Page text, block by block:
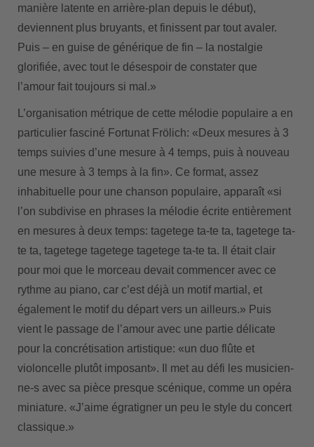
manière latente en arrière-plan depuis le début),
deviennent plus bruyants, et finissent par tout avaler.
Puis – en guise de générique de fin – la nostalgie
glorifiée, avec tout le désespoir de constater que
l’amour fait toujours si mal.»
L’organisation métrique de cette mélodie populaire a en
particulier fasciné Fortunat Frölich: «Deux mesures à 3
temps suivies d’une mesure à 4 temps, puis à nouveau
une mesure à 3 temps à la fin». Ce format, assez
inhabituelle pour une chanson populaire, apparaît «si
l’on subdivise en phrases la mélodie écrite entièrement
en mesures à deux temps: tagetege ta-te ta, tagetege ta-
te ta, tagetege tagetege tagetege ta-te ta. Il était clair
pour moi que le morceau devait commencer avec ce
rythme au piano, car c’est déjà un motif martial, et
également le motif du départ vers un ailleurs.» Puis
vient le passage de l’amour avec une partie délicate
pour la concrétisation artistique: «un duo flûte et
violoncelle plutôt imposant». Il met au défi les musicien-
ne-s avec sa pièce presque scénique, comme un opéra
miniature. «J’aime égratigner un peu le style du concert
classique.»